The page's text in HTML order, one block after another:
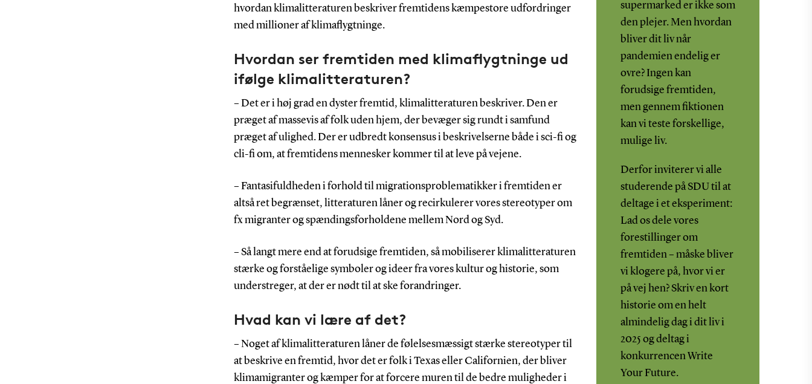
hvordan klimalitteraturen beskriver fremtidens kæmpestore udfordringer
med millioner af klimaflygtninge.
Hvordan ser fremtiden med klimaflygtninge ud
ifølge klimalitteraturen?
– Det er i høj grad en dyster fremtid, klimalitteraturen beskriver. Den er
præget af massevis af folk uden hjem, der bevæger sig rundt i samfund
præget af ulighed. Der er udbredt konsensus i beskrivelserne både i sci-fi og
cli-fi om, at fremtidens mennesker kommer til at leve på vejene.
– Fantasifuldheden i forhold til migrationsproblematikker i fremtiden er
altså ret begrænset, litteraturen låner og recirkulerer vores stereotyper om
fx migranter og spændingsforholdene mellem Nord og Syd.
– Så langt mere end at forudsige fremtiden, så mobiliserer klimalitteraturen
stærke og forståelige symboler og ideer fra vores kultur og historie, som
understreger, at der er nødt til at ske forandringer.
Hvad kan vi lære af det?
– Noget af klimalitteraturen låner de følelsesmæssigt stærke stereotyper til
at beskrive en fremtid, hvor det er folk i Texas eller Californien, der bliver
klimamigranter og kæmper for at forcere muren til de bedre muligheder i
supermarked er ikke som
den plejer. Men hvordan
bliver dit liv når
pandemien endelig er
ovre? Ingen kan
forudsige fremtiden,
men gennem fiktionen
kan vi teste forskellige,
mulige liv.
Derfor inviterer vi alle
studerende på SDU til at
deltage i et eksperiment:
Lad os dele vores
forestillinger om
fremtiden – måske bliver
vi klogere på, hvor vi er
på vej hen? Skriv en kort
historie om en helt
almindelig dag i dit liv i
2025 og deltag i
konkurrencen Write
Your Future.